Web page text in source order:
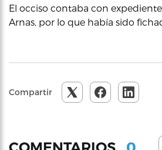
El occiso contaba con
Arnas, por lo que había sido
Compartir
0